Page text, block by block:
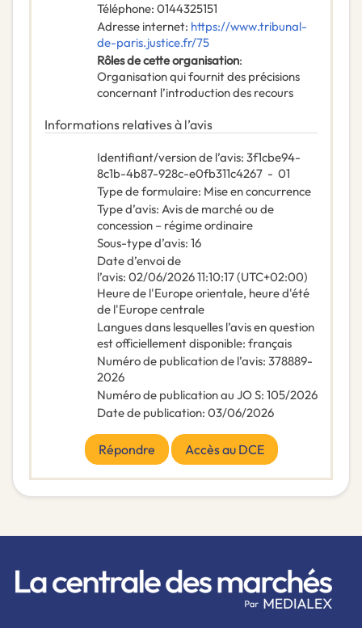
Téléphone: 0144325151
Adresse internet: https://www.tribunal-
de-paris.justice.fr/75
Rôles de cette organisation:
Organisation qui fournit des précisions
concernant l’introduction des recours
Informations relatives à l’avis
Identifiant/version de l’avis: 3f1cbe94-
8c1b-4b87-928c-e0fb311c4267 - 01
Type de formulaire: Mise en concurrence
Type d’avis: Avis de marché ou de
concession – régime ordinaire
Sous-type d’avis: 16
Date d’envoi de
l’avis: 02/06/202611:10:17 (UTC+02:00)
Heure de l'Europe orientale, heure d'été
de l'Europe centrale
Langues dans lesquelles l’avis en question
est officiellement disponible: français
Numéro de publication de l’avis: 378889-
2026
Numéro de publication au JO S: 105/2026
Date de publication: 03/06/2026
Répondre Accès au DCE